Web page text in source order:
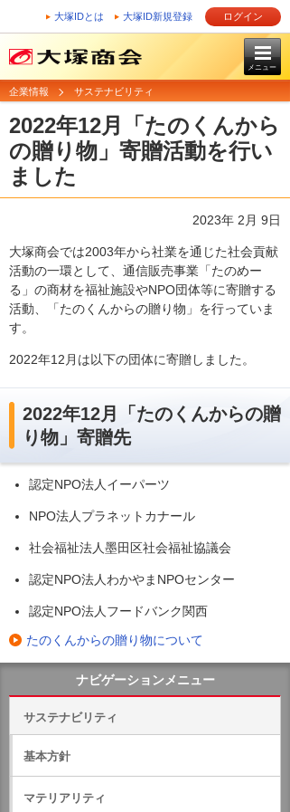
大塚IDとは 大塚ID新規登録 ログイン
メニュー
企業情報 サステナビリティ
2022年12月「たのくんから
の贈り物」寄贈活動を行い
ました
2023年 2月 9日
大塚商会では2003年から社業を通じた社会貢献
活動の一環として、通信販売事業「たのめー
る」の商材を福祉施設やNPO団体等に寄贈する
活動、「たのくんからの贈り物」を行っていま
す。
2022年12月は以下の団体に寄贈しました。
2022年12月「たのくんからの贈
り物」寄贈先
認定NPO法人イーパーツ
NPO法人プラネットカナール
社会福祉法人墨田区社会福祉協議会
認定NPO法人わかやまNPOセンター
認定NPO法人フードバンク関西
たのくんからの贈り物について
ナビゲーションメニュー
サステナビリティ
基本方針
マテリアリティ